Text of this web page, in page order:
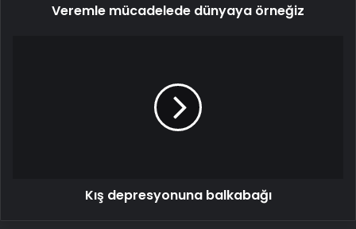
Veremle mücadelede dünyaya örneğiz
Kış depresyonuna balkabağı